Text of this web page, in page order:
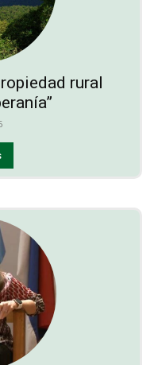
rural